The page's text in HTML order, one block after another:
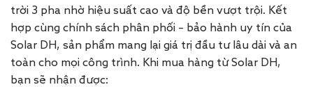
trời 3 pha nhờ hiệu suất cao và độ bền vượt trội. Kết
hợp cùng chính sách phân phối – bảo hành uy tín của
Solar DH, sản phẩm mang lại giá trị đầu tư lâu dài và an
toàn cho mọi công trình. Khi mua hàng từ Solar DH,
bạn sẽ nhận được: